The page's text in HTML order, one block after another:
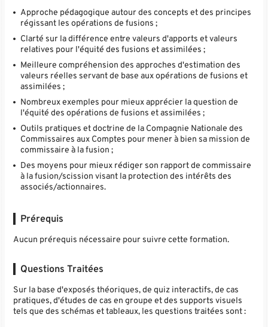
Approche pédagogique autour des concepts et des principes
régissant les opérations de fusions ;
Clarté sur la différence entre valeurs d'apports et valeurs
relatives pour l'équité des fusions et assimilées ;
Meilleure compréhension des approches d'estimation des
valeurs réelles servant de base aux opérations de fusions et
assimilées ;
Nombreux exemples pour mieux apprécier la question de
l'équité des opérations de fusions et assimilées ;
Outils pratiques et doctrine de la Compagnie Nationale des
Commissaires aux Comptes pour mener à bien sa mission de
commissaire à la fusion ;
Des moyens pour mieux rédiger son rapport de commissaire
à la fusion/scission visant la protection des intérêts des
associés/actionnaires.
Prérequis
Aucun prérequis nécessaire pour suivre cette formation.
Questions Traitées
Sur la base d'exposés théoriques, de quiz interactifs, de cas
pratiques, d'études de cas en groupe et des supports visuels
tels que des schémas et tableaux, les questions traitées sont :